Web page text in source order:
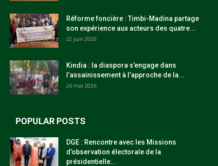
Réforme foncière : Timbi-Madina partage
son expérience aux acteurs des quatre...
22 juin 2026
Kindia : la diaspora s’engage dans
l’assainissement à l’approche de la...
26 mai 2026
POPULAR POSTS
DGE : Rencontre avec les Missions
d’observation électorale de la
présidentielle...